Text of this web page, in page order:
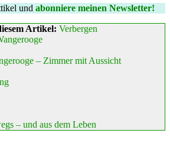
und abonniere meinen Newsletter!
Artikel: Verbergen
– Zimmer mit Aussicht
– und aus dem Leben